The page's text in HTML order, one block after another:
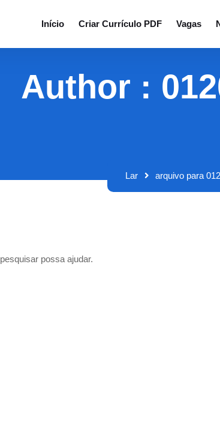
Início Criar Currículo PDF Vagas
Author :
Lar arquivo para
possa ajudar.